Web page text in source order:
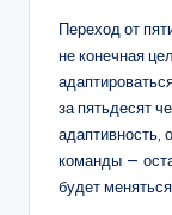
Переход от
не конечная
за пятьдесят
адаптивность,
команды —
будет меняться.